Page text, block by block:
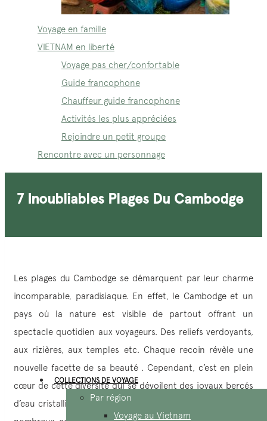
Voyage en famille
VIETNAM en liberté
Voyage pas cher/confortable
Guide francophone
Chauffeur guide francophone
Activités les plus appréciées
Rejoindre un petit groupe
Rencontre avec un personnage
COLLECTIONS DE VOYAGE
Par région
Voyage au Vietnam
7 Inoubliables Plages Du Cambodge
Les plages du Cambodge se démarquent par leur charme
incomparable, paradisiaque. En effet, le Cambodge et un
pays où la nature est visible de partout offrant un
spectacle quotidien aux voyageurs. Des reliefs verdoyants,
aux rizières, aux temples etc. Chaque recoin révèle une
nouvelle facette de sa beauté . Cependant, c’est en plein
cœur de cette diversité qui se dévoilent des joyaux bercés
d’eau cristalline. Chaque plages sont différentes offrant de